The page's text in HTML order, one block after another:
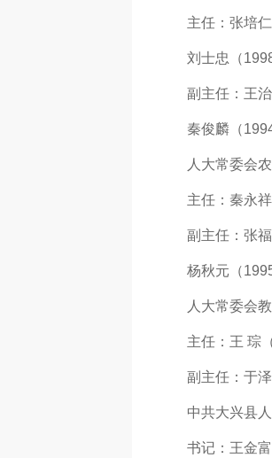
主任：张培仁
刘士忠（1998
副主任：王治
秦俊麟（1994
人大常委会农
主任：秦永祥
副主任：张福
杨秋元（1995
人大常委会教
主任：王 琮（
副主任：于泽
中共大兴县人
书记：王金富